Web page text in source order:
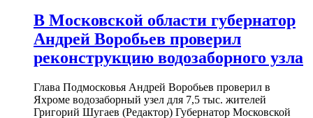
В Московской области губернатор
Андрей Воробьев проверил
реконструкцию водозаборного узла
Глава Подмосковья Андрей Воробьев проверил в
Яхроме водозаборный узел для 7,5 тыс. жителей
Григорий Шугаев (Редактор) Губернатор Московской